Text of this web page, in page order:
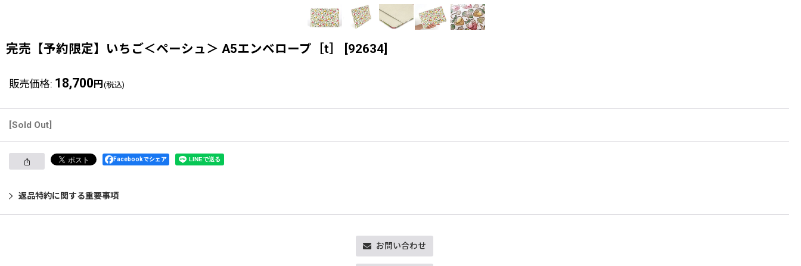
完売【予約限定】いちご＜ペーシュ＞ A5エンベロープ［t］ 92634
販売価格: 18,700 円 (税込)
[Sold Out]
Facebookでシェア
返品特約に関する重要事項
お問い合わせ